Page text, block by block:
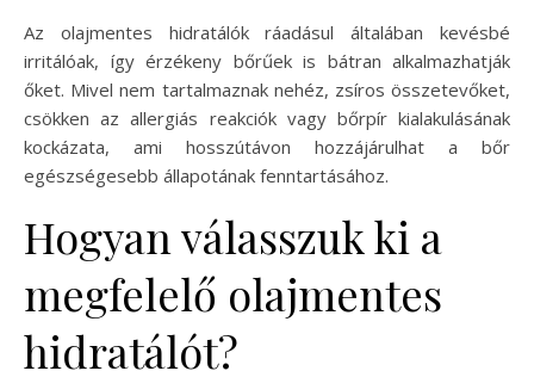
Az olajmentes hidratálók ráadásul általában kevésbé
irritálóak, így érzékeny bőrűek is bátran alkalmazhatják
őket. Mivel nem tartalmaznak nehéz, zsíros összetevőket,
csökken az allergiás reakciók vagy bőrpír kialakulásának
kockázata, ami hosszútávon hozzájárulhat a bőr
egészségesebb állapotának fenntartásához.
Hogyan válasszuk ki a
megfelelő olajmentes
hidratálót?